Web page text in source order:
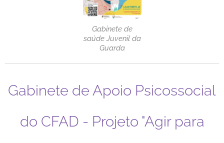
Gabinete de
saúde Juvenil da
Guarda
Gabinete de Apoio Psicossocial
do CFAD - Projeto "Agir para